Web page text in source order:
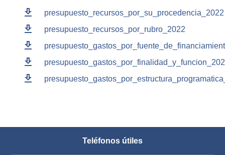
download presupuesto_recursos_por_su_procedencia_2022
download presupuesto_recursos_por_rubro_2022
download
download
download
Teléfonos útiles